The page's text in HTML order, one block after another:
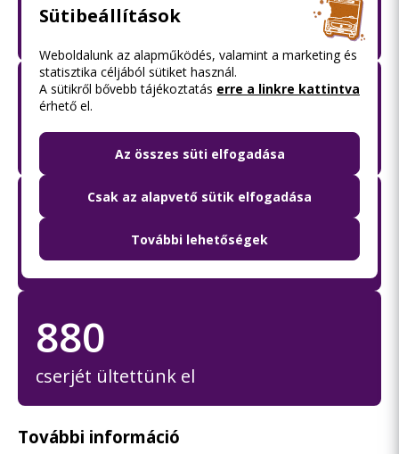
3 085
négyzetméter füvesítés
20
fát telepítettünk
880
cserjét ültettünk el
További információ
Sütibeállítások
Weboldalunk az alapműködés, valamint a marketing és
statisztika céljából sütiket használ.
A sütikről bővebb tájékoztatás erre a linkre kattintva
érhető el.
Az összes süti elfogadása
Csak az alapvető sütik elfogadása
További lehetőségek